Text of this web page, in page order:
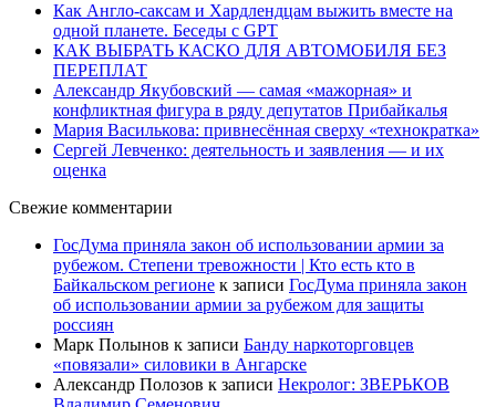
Как Англо-саксам и Хардлендцам выжить вместе на
одной планете. Беседы с GPT
КАК ВЫБРАТЬ КАСКО ДЛЯ АВТОМОБИЛЯ БЕЗ
ПЕРЕПЛАТ
Александр Якубовский — самая «мажорная» и
конфликтная фигура в ряду депутатов Прибайкалья
Мария Василькова: привнесённая сверху «технократка»
Сергей Левченко: деятельность и заявления — и их
оценка
Свежие комментарии
ГосДума приняла закон об использовании армии за
рубежом. Степени тревожности | Кто есть кто в
Байкальском регионе к записи ГосДума приняла закон
об использовании армии за рубежом для защиты
россиян
Марк Полынов к записи Банду наркоторговцев
«повязали» силовики в Ангарске
Александр Полозов к записи Некролог: ЗВЕРЬКОВ